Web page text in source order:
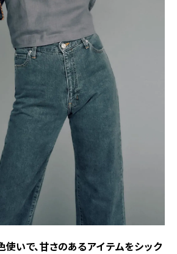
使いで、甘さのあるアイテムをシック